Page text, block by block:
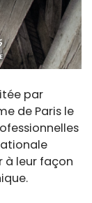
par
de Paris le
à leur façon